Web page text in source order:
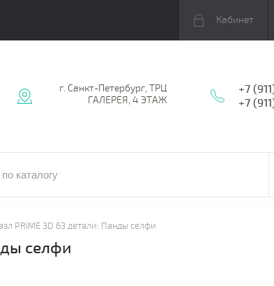
Кабинет
г. Санкт-Петербург, ТРЦ
ГАЛЕРЕЯ, 4 ЭТАЖ
+7
+7
PRIME 3D 63 детали: Панды селфи
селфи